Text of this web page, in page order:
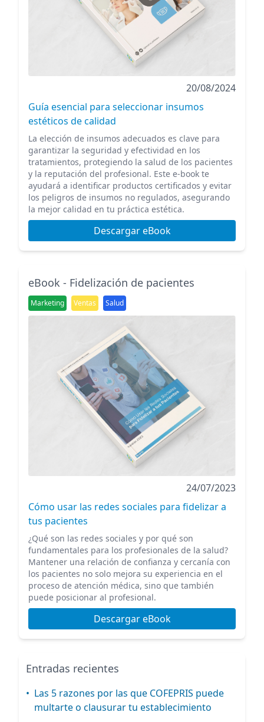
20/08/2024
Guía esencial para seleccionar insumos
estéticos de calidad
La elección de insumos adecuados es clave para
garantizar la seguridad y efectividad en los
tratamientos, protegiendo la salud de los pacientes
y la reputación del profesional. Este e-book te
ayudará a identificar productos certificados y evitar
los peligros de insumos no regulados, asegurando
la mejor calidad en tu práctica estética.
Descargar eBook
eBook - Fidelización de pacientes
Marketing Ventas Salud
24/07/2023
Cómo usar las redes sociales para fidelizar a
tus pacientes
¿Qué son las redes sociales y por qué son
fundamentales para los profesionales de la salud?
Mantener una relación de confianza y cercanía con
los pacientes no solo mejora su experiencia en el
proceso de atención médica, sino que también
puede posicionar al profesional.
Descargar eBook
Entradas recientes
• Las 5 razones por las que COFEPRIS puede
multarte o clausurar tu establecimiento